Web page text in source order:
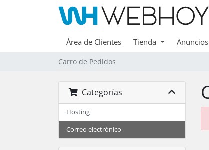
Área de Clientes Tienda Anuncios
Carro de Pedidos
Categorías
Hosting
Correo electrónico